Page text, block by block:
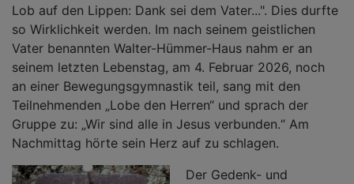
Lob auf den Lippen: Dank sei dem Vater...". Dies durfte
so Wirklichkeit werden. Im nach seinem geistlichen
Vater benannten Walter-Hümmer-Haus nahm er an
seinem letzten Lebenstag, am 4. Februar 2026, noch
an einer Bewegungsgymnastik teil, sang mit den
Teilnehmenden „Lobe den Herren“ und sprach der
Gruppe zu: „Wir sind alle in Jesus verbunden.“ Am
Nachmittag hörte sein Herz auf zu schlagen.
Der Gedenk- und